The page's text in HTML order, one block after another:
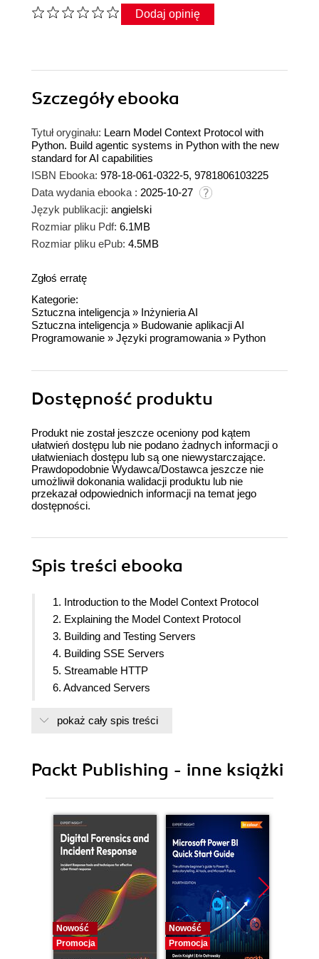
Dodaj opinię
Szczegółyebooka
Tytuł oryginału: Learn Model Context Protocol with
Python. Build agentic systems in Python with the new
standard for AI capabilities
ISBN Ebooka: 978-18-061-0322-5, 9781806103225
Data wydania ebooka : 2025-10-27
Język publikacji: angielski
Rozmiar pliku Pdf: 6.1MB
Rozmiar pliku ePub: 4.5MB
Zgłoś erratę
Kategorie:
Sztuczna inteligencja » Inżynieria AI
Sztuczna inteligencja » Budowanie aplikacji AI
Programowanie » Języki programowania » Python
Dostępność produktu
Produkt nie został jeszcze oceniony pod kątem
ułatwień dostępu lub nie podano żadnych informacji o
ułatwieniach dostępu lub są one niewystarczające.
Prawdopodobnie Wydawca/Dostawca jeszcze nie
umożliwił dokonania walidacji produktu lub nie
przekazał odpowiednich informacji na temat jego
dostępności.
Spis treści ebooka
1. Introduction to the Model Context Protocol
2. Explaining the Model Context Protocol
3. Building and Testing Servers
4. Building SSE Servers
5. Streamable HTTP
6. Advanced Servers
8. Consuming Servers
11. Securing Your Application
pokaż cały spis treści
Packt Publishing - inne książki
Nowość
Promocja
Nowość
Promocja